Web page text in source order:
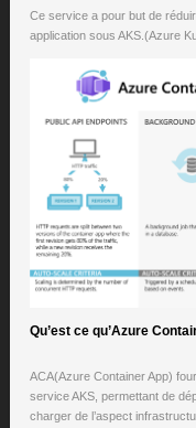
Ce service a pour but de
application sous AKS.(Azure
Qu’est ce qu’Azure
ACA(Azure Container App)
service AKS, permettant de
charger de l’aspect